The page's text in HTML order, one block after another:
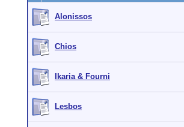
Alonissos
Chios
Ikaria & Fourni
Lesbos